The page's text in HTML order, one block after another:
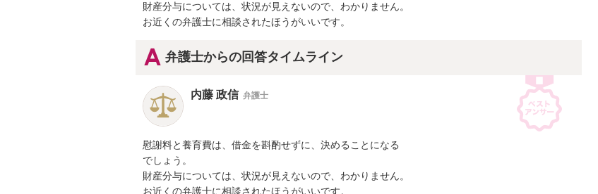
財産分与については、状況が見えないので、わかりません。
お近くの弁護士に相談されたほうがいいです。
弁護士からの回答タイムライン
内藤 政信 弁護士
慰謝料と養育費は、借金を斟酌せずに、決めることになる
でしょう。
財産分与については、状況が見えないので、わかりません。
お近くの弁護士に相談されたほうがいいです。